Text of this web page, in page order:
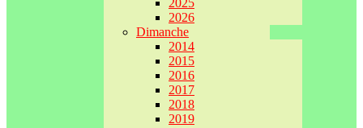
2025
2026
Dimanche
2014
2015
2016
2017
2018
2019